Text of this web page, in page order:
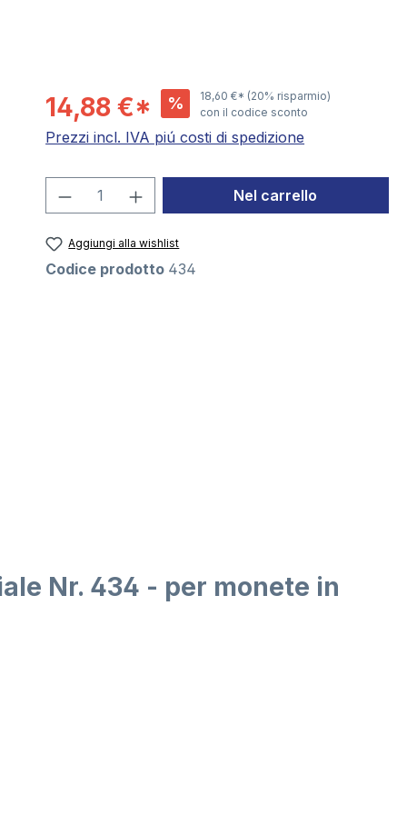
14,88 €* % 18,60 €* (20% risparmio)
con il codice sconto
Prezzi incl. IVA piú costi di spedizione
Quantità del prodotto: inserisci
Nel carrello
Aggiungi alla wishlist
Codice prodotto 434
Nr. 434 - per monete in